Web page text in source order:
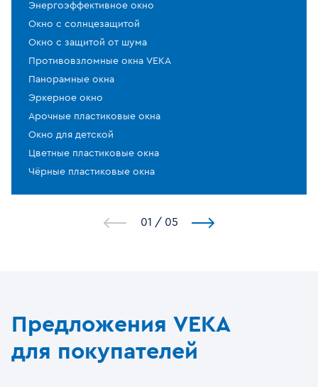
Энергоэффективное окно
Окно с солнцезащитой
Окно с защитой от шума
Противовзломные окна VEKA
Панорамные окна
Эркерное окно
Арочные пластиковые окна
Окно для детской
Цветные пластиковые окна
Чёрные пластиковые окна
1 / 5
Предложения VEKA
для покупателей